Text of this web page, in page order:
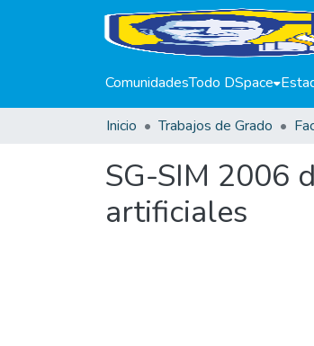
ComunidadesTodo DSpace
Inicio Trabajos de Grado
SG-SIM 2006
artificiales